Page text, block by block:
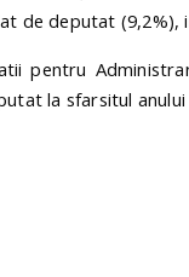
de deputat (9,2%),
pentru
la sfarsitul